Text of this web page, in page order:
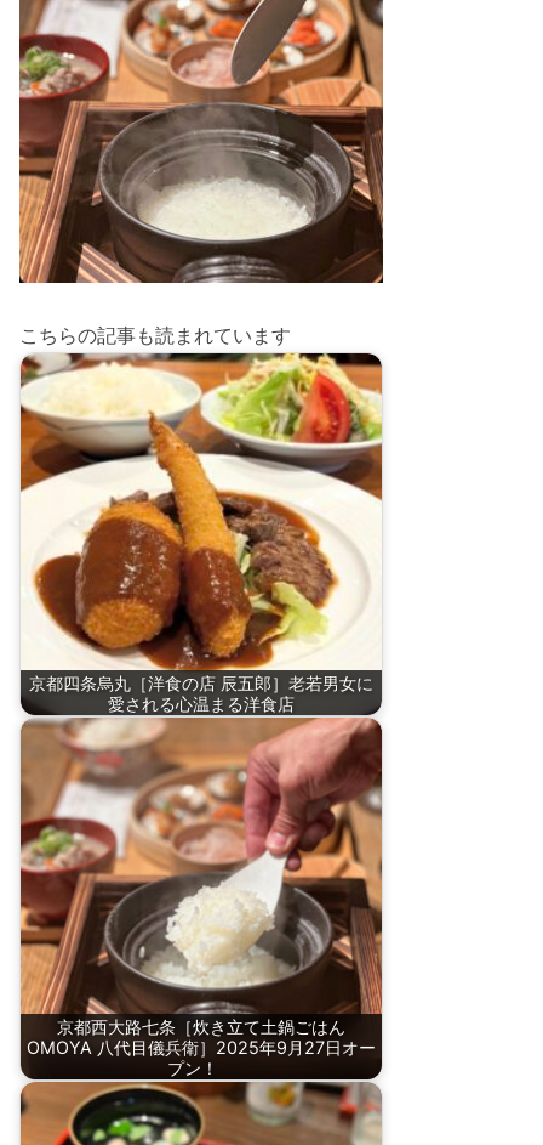
こちらの記事も読まれています
京都四条烏丸［洋食の店 辰五郎］老若男女に
愛される心温まる洋食店
京都西大路七条［炊き立て土鍋ごはん
OMOYA 八代目儀兵衛］2025年9月27日オー
プン！